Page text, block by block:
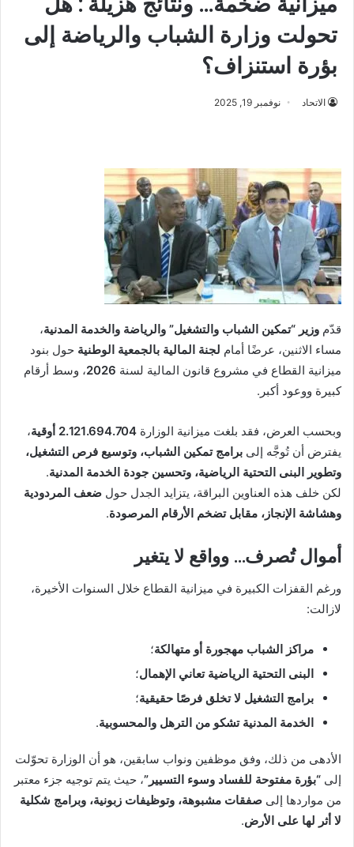
تحولت وزارة الشباب والرياضة إلى
بؤرة استنزاف؟
الاتحاد نوفمبر 19, 2025
قدّم وزير “تمكين الشباب والتشغيل” والرياضة والخدمة المدنية،
مساء الاثنين، عرضًا أمام لجنة المالية بالجمعية الوطنية حول بنود
ميزانية القطاع في مشروع قانون المالية لسنة 2026، وسط أرقام
كبيرة ووعود أكبر.
وبحسب العرض، فقد بلغت ميزانية الوزارة 2.121.694.704 أوقية
،
يفترض أن تُوجَّه إلى برامج تمكين الشباب، وتوسيع فرص التشغيل،
وتطوير البنى التحتية الرياضية، وتحسين جودة الخدمة المدنية.
لكن خلف هذه العناوين البراقة، يتزايد الجدل حول ضعف المردودية
وهشاشة الإنجاز، مقابل تضخم الأرقام المرصودة.
أموال تُصرف… وواقع لا يتغير
ورغم القفزات الكبيرة في ميزانية القطاع خلال السنوات الأخيرة،
لازالت:
مراكز الشباب مهجورة أو متهالكة؛
البنى التحتية الرياضية تعاني الإهمال؛
برامج التشغيل لا تخلق فرصًا حقيقية؛
الخدمة المدنية تشكو من الترهل والمحسوبية.
الأدهى من ذلك، وفق موظفين ونواب سابقين، هو أن الوزارة تحوّلت
إلى “بؤرة مفتوحة للفساد وسوء التسيير”، حيث يتم توجيه جزء معتبر
من مواردها إلى صفقات مشبوهة، وتوظيفات زبونية، وبرامج شكلية
لا أثر لها على الأرض.